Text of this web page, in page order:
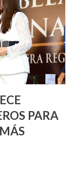
de Octubre, con
se
Señora de la
de Septiembre, en
comunidad
PARA